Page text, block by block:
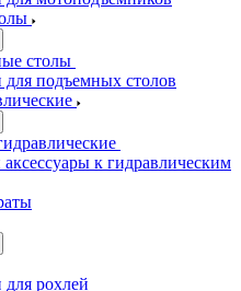
столы
для подъемных столов
к гидравлическим
для рохлей